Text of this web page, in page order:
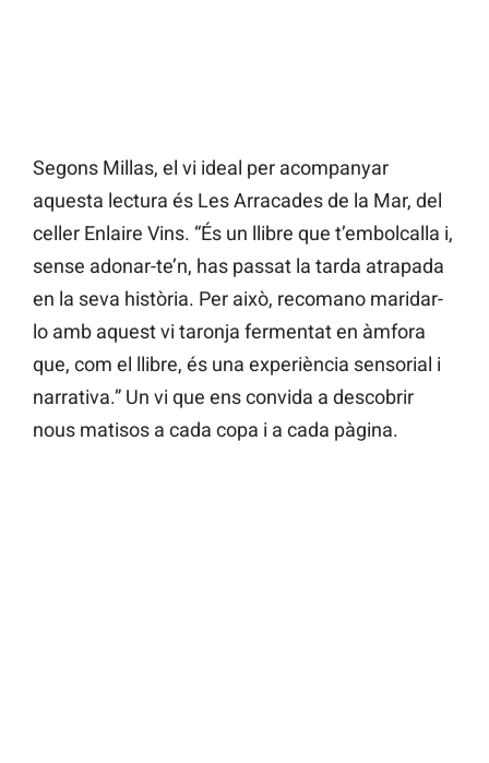
Segons Millas, el vi ideal per acompanyar
aquesta lectura és Les Arracades de la Mar, del
celler Enlaire Vins. “És un llibre que t’embolcalla i,
sense adonar-te’n, has passat la tarda atrapada
en la seva història. Per això, recomano maridar-
lo amb aquest vi taronja fermentat en àmfora
que, com el llibre, és una experiència sensorial i
narrativa.” Un vi que ens convida a descobrir
nous matisos a cada copa i a cada pàgina.